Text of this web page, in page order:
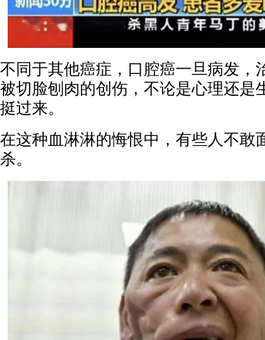
不同于其他癌症，口腔癌一旦病发，
被切脸刨肉的创伤，不论是心理还是
挺过来。
在这种血淋淋的悔恨中，有些人不敢
杀。